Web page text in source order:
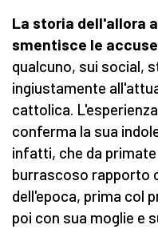
La storia dell'allora
smentisce le
qualcuno, sui social,
ingiustamente
cattolica.
conferma la sua
infatti, che da
burrascoso rapporto
dell'epoca, prima col
poi con sua moglie e